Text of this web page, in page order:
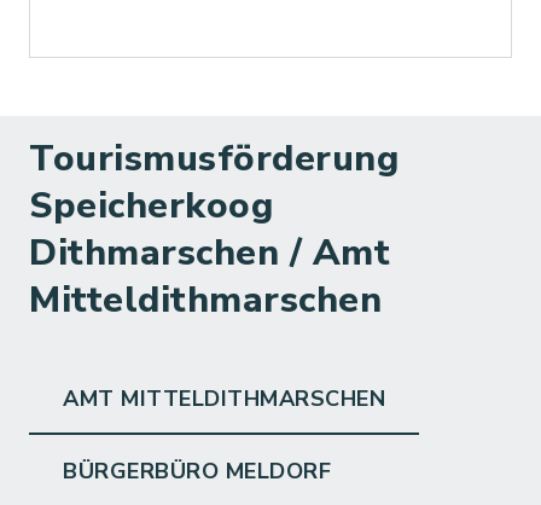
Tourismusförderung
Speicherkoog
Dithmarschen / Amt
Mitteldithmarschen
AMT MITTELDITHMARSCHEN
BÜRGERBÜRO MELDORF